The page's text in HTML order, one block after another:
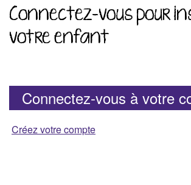
Connectez-vous pour
votre enfant
Connectez-vous à votre
Créez votre compte